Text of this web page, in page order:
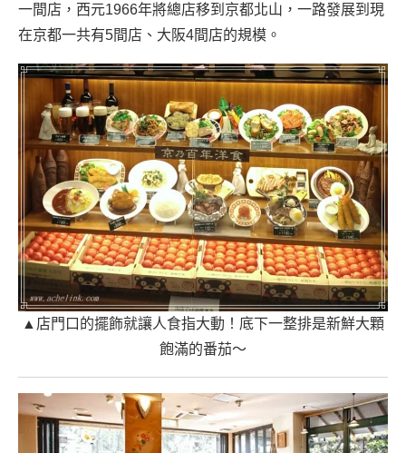
一間店，西元1966年將總店移到京都北山，一路發展到現
在京都一共有5間店、大阪4間店的規模。
▲店門口的擺飾就讓人食指大動！底下一整排是新鮮大顆
飽滿的番茄～